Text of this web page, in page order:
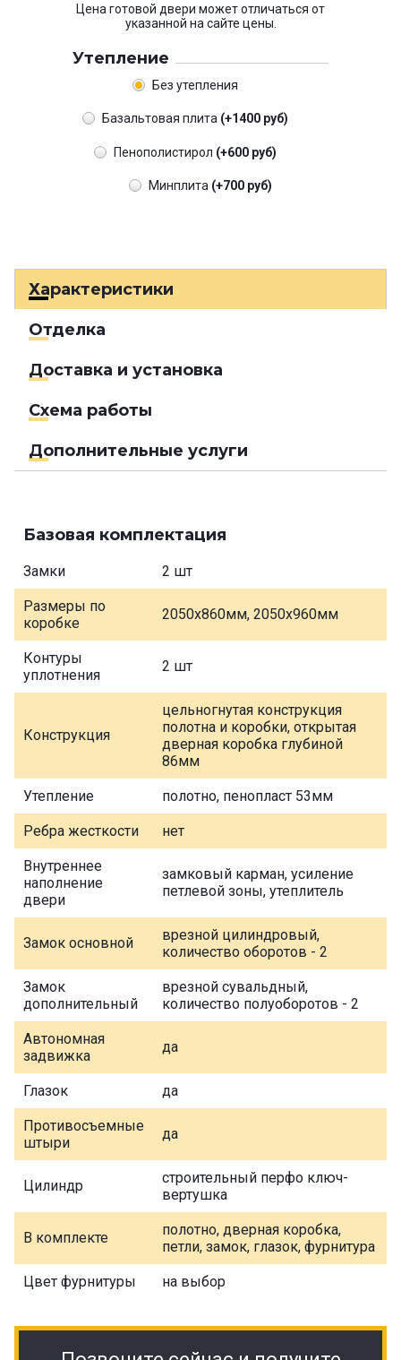
Цена готовой двери может отличаться от
указанной на сайте цены.
Утепление
Без утепления
Базальтовая плита (+1400 руб)
Пенополистирол (+600 руб)
Минплита (+700 руб)
Характеристики
Отделка
Доставка и установка
Схема работы
Дополнительные услуги
Базовая комплектация
Замки 2 шт
Размеры по
коробке
2050х860мм, 2050х960мм
Контуры
уплотнения
2 шт
Конструкция
цельногнутая конструкция
полотна и коробки, открытая
дверная коробка глубиной
86мм
Утепление полотно, пенопласт 53мм
Ребра жесткости нет
Внутреннее
наполнение
двери
замковый карман, усиление
петлевой зоны, утеплитель
Замок основной
врезной цилиндровый,
количество оборотов - 2
Замок
дополнительный
врезной сувальдный,
количество полуоборотов - 2
Автономная
задвижка
да
Глазок да
Противосъемные
штыри
да
Цилиндр
строительный перфо ключ-
вертушка
В комплекте
полотно, дверная коробка,
петли, замок, глазок, фурнитура
Цвет фурнитуры на выбор